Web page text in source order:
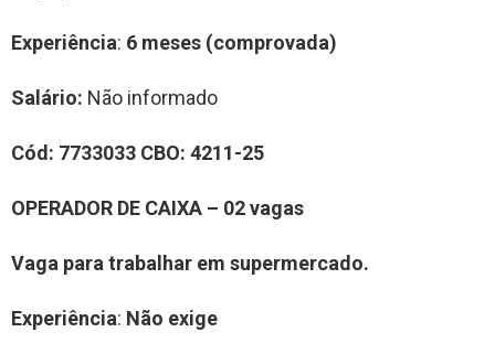
Experiência: 6 meses (comprovada)
Salário: Não informado
Cód: 7733033 CBO: 4211-25
OPERADOR DE CAIXA – 02vagas
Vaga para trabalhar em supermercado.
Experiência: Não exige